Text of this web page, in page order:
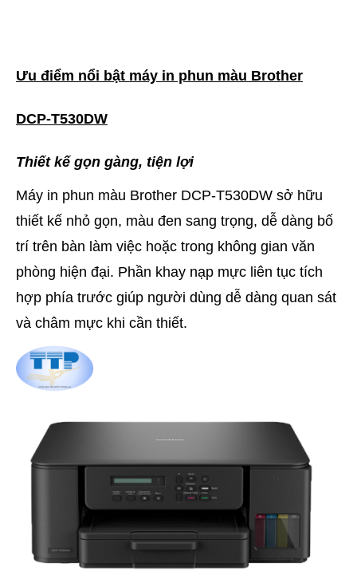
Ưu điểm nổi bật máy in phun màu Brother
DCP-T530DW
Thiết kế gọn gàng, tiện lợi
Máy in phun màu Brother DCP-T530DW sở hữu
thiết kế nhỏ gọn, màu đen sang trọng, dễ dàng bố
trí trên bàn làm việc hoặc trong không gian văn
phòng hiện đại. Phần khay nạp mực liên tục tích
hợp phía trước giúp người dùng dễ dàng quan sát
và châm mực khi cần thiết.